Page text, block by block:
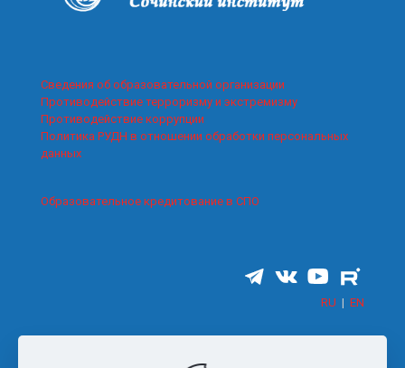
Сведения об образовательной организации
Противодействие терроризму и экстремизму
Противодействие коррупции
Политика РУДН в отношении обработки персональных
данных
Образовательное кредитование в СПО
RU | EN